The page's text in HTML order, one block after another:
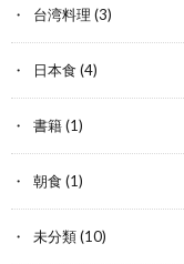
台湾料理 (3)
日本食 (4)
書籍(1)
朝食 (1)
未分類(10)